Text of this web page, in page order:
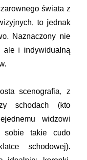
świata z
to jednak
Naznaczony nie
ale i indywidualną
scenografia, z
schodach (kto
widzowi
sobie takie cudo
schodowej).